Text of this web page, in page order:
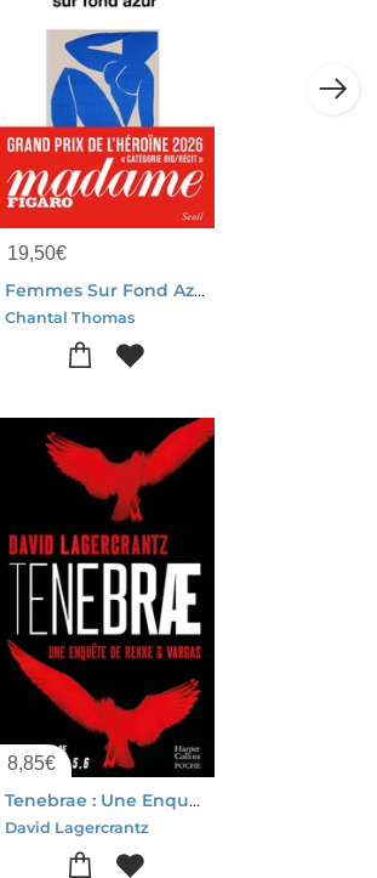
19,50€
Femmes Sur Fond Azur
Chantal Thomas
8,85€
Tenebrae : Une Enquete De Rekke & Vargas
David Lagercrantz